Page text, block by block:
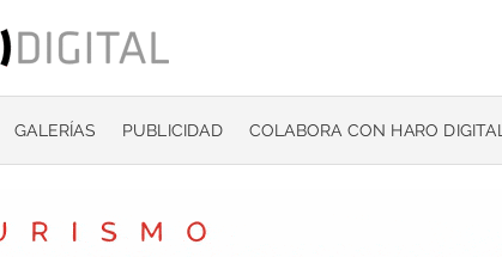
GALERÍAS PUBLICIDAD COLABORA CON HARO DIGITAL